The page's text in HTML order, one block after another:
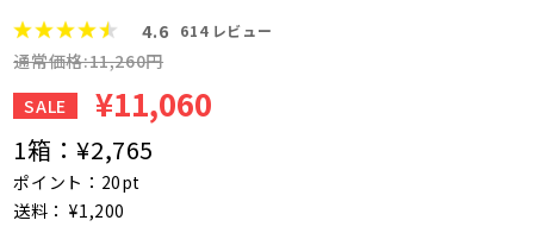
4.6 614レビュー
通常価格:11,260円
SALE
¥11,060
1箱：¥2,765
ポイント：20pt
送料： ¥1,200